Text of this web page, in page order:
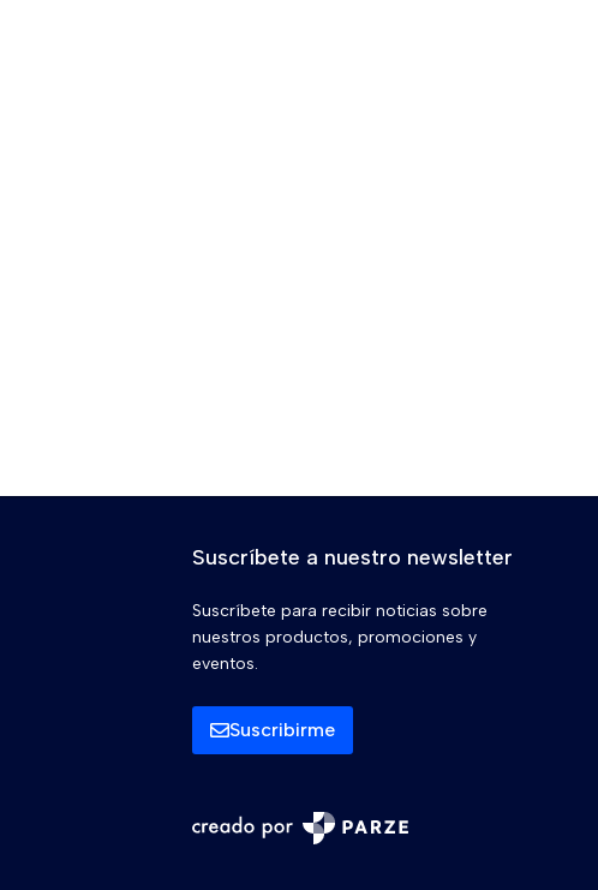
Suscríbete a nuestro newsletter
Suscríbete para recibir noticias sobre
nuestros productos, promociones y
eventos.
Suscribirme